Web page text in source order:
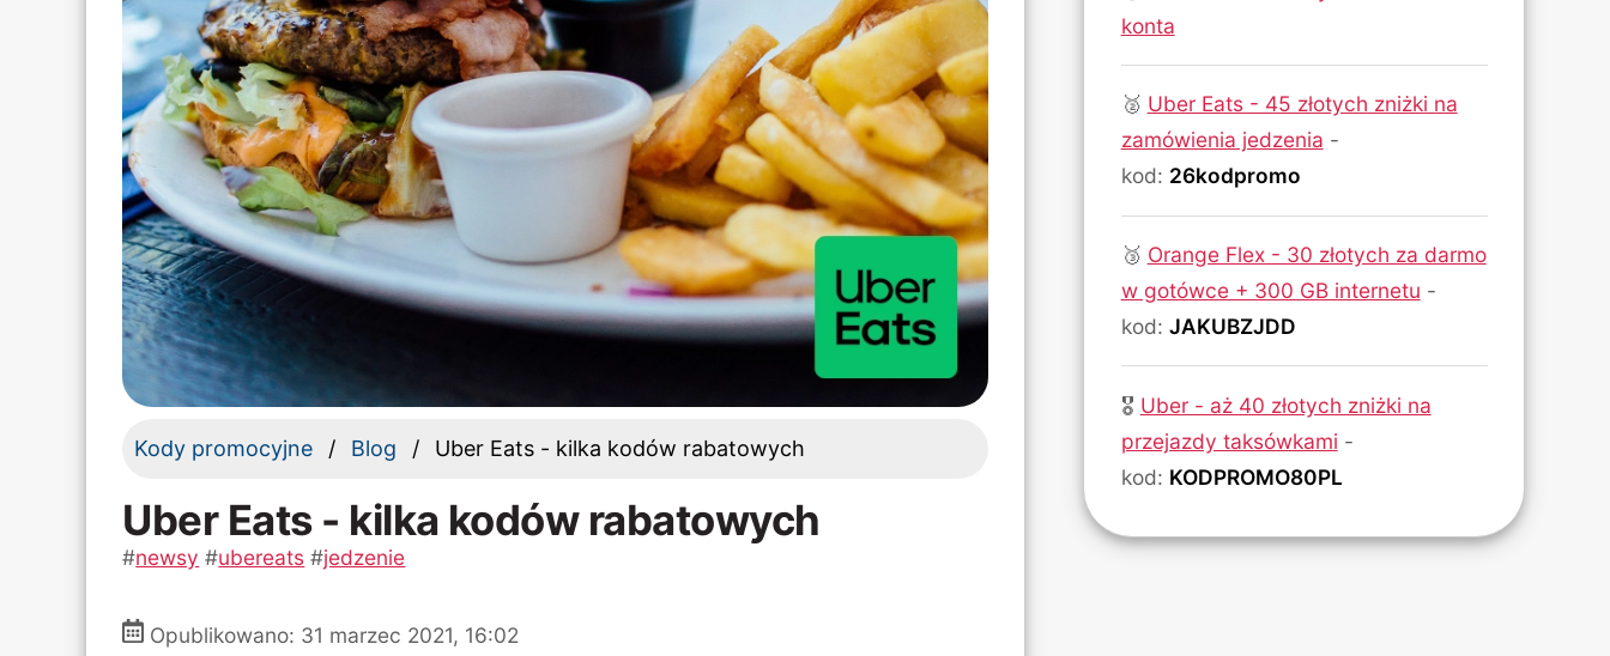
Kody promocyjne Blog Uber Eats - kilka kodów rabatowych
Uber Eats - kilka kodów rabatowych
#newsy #ubereats #jedzenie
Opublikowano: 31 marzec 2021, 16:02
konta
🥈 Uber Eats - 45 złotych zniżki na
zamówienia jedzenia -
kod: 26kodpromo
🥉 Orange Flex - 30 złotych za darmo
w gotówce + 300 GB internetu -
kod: JAKUBZJDD
🎖 Uber - aż 40 złotych zniżki na
przejazdy taksówkami -
kod: KODPROMO80PL